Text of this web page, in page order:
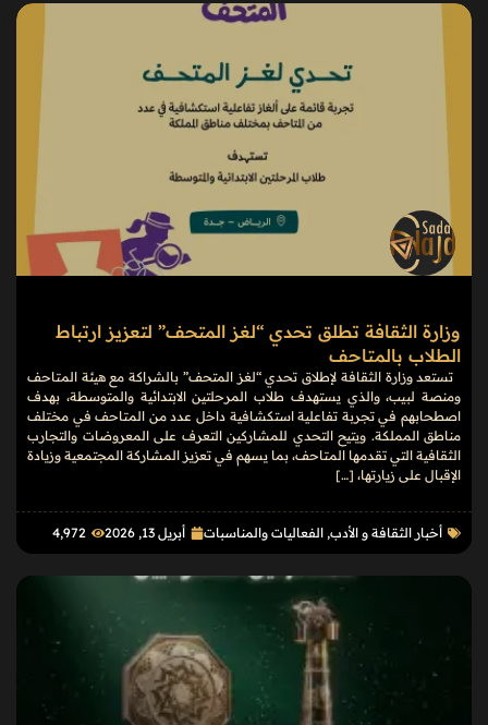
وزارة الثقافة تطلق تحدي “لغز المتحف” لتعزيز ارتباط
الطلاب بالمتاحف
تستعد وزارة الثقافة لإطلاق تحدي “لغز المتحف” بالشراكة مع هيئة المتاحف
ومنصة لبيب، والذي يستهدف طلاب المرحلتين الابتدائية والمتوسطة، بهدف
اصطحابهم في تجربة تفاعلية استكشافية داخل عدد من المتاحف في مختلف
مناطق المملكة. ويتيح التحدي للمشاركين التعرف على المعروضات والتجارب
الثقافية التي تقدمها المتاحف، بما يسهم في تعزيز المشاركة المجتمعية وزيادة
الإقبال على زيارتها، […]
أخبار الثقافة و الأدب, الفعاليات والمناسبات أبريل 13, 2026 4٬972